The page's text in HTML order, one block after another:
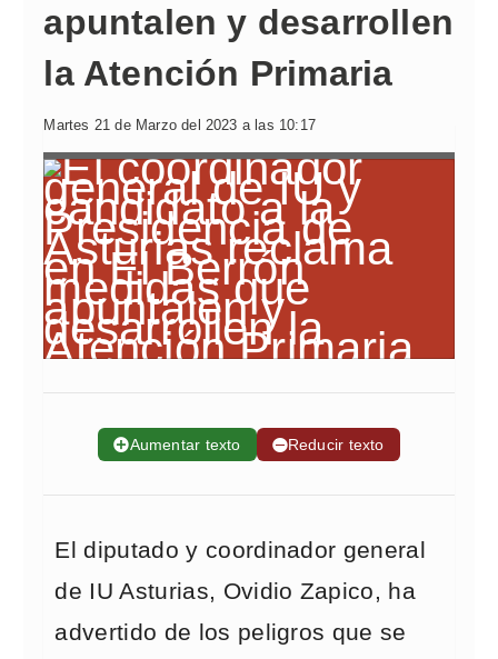
apuntalen y desarrollen
la Atención Primaria
Martes 21 de Marzo del 2023 a las 10:17
➕Aumentar texto ➖Reducir texto
El diputado y coordinador general
de IU Asturias, Ovidio Zapico, ha
advertido de los peligros que se